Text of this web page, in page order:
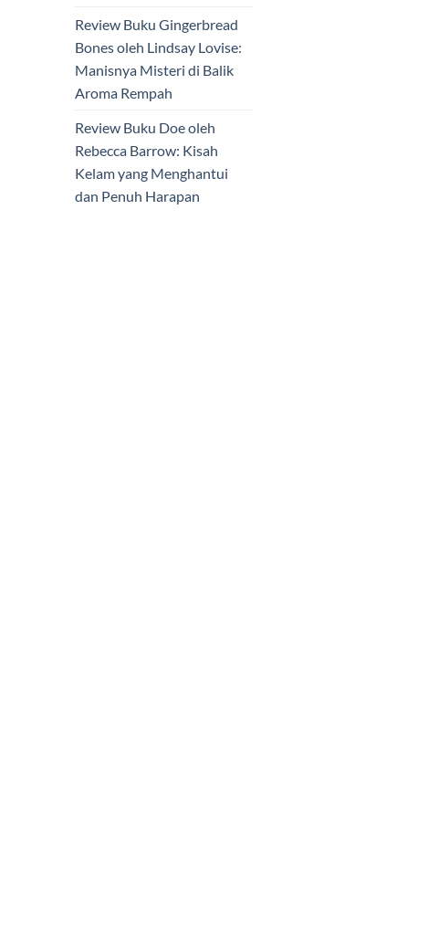
Review Buku Gingerbread
Bones oleh Lindsay Lovise:
Manisnya Misteri di Balik
Aroma Rempah
Review Buku Doe oleh
Rebecca Barrow: Kisah
Kelam yang Menghantui
dan Penuh Harapan